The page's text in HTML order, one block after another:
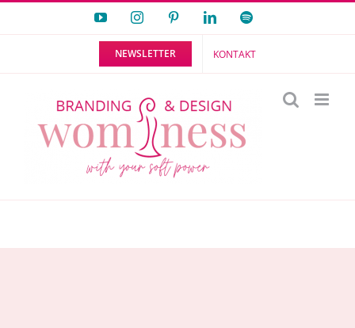
YouTubeInstagramPinterestLinkedInSpotify
NEWSLETTER KONTAKT